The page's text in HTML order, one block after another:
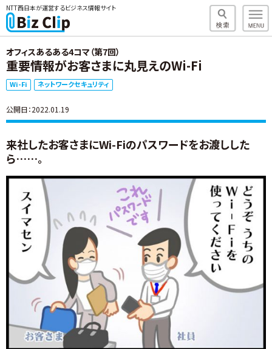
NTT西日本が運営するビジネス情報サイト
オフィスあるある4コマ（第7回）
重要情報がお客さまに丸見えのWi-Fi
Wi-Fi ネットワークセキュリティ
公開日：2022.01.19
来社したお客さまにWi-Fiのパスワードをお渡しした
ら……。